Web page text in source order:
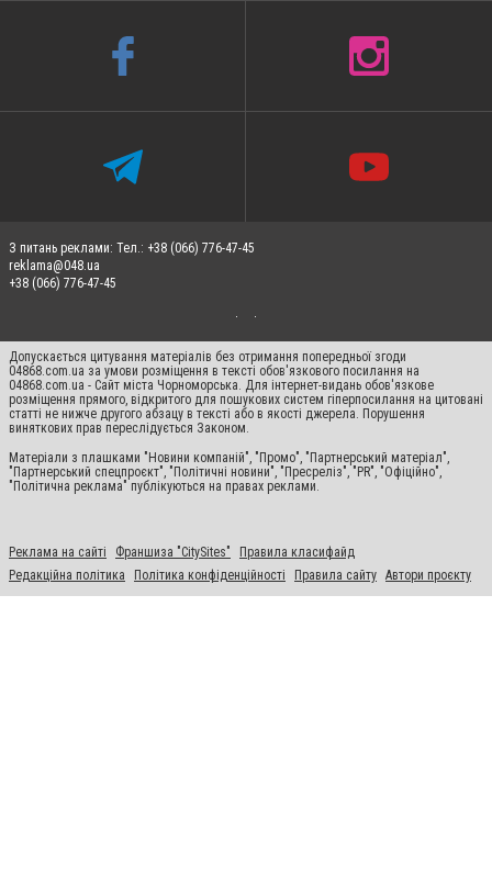
З питань реклами: Тел.: +38 (066) 776-47-45
reklama@048.ua
+38 (066) 776-47-45
Допускається цитування матеріалів без отримання попередньої згоди
04868.com.ua за умови розміщення в тексті обов'язкового посилання на
04868.com.ua - Сайт міста Чорноморська. Для інтернет-видань обов'язкове
розміщення прямого, відкритого для пошукових систем гіперпосилання на цитовані
статті не нижче другого абзацу в тексті або в якості джерела. Порушення
виняткових прав переслідується Законом.
Матеріали з плашками "Новини компаній", "Промо", "Партнерський матеріал",
"Партнерський спецпроєкт", "Політичні новини", "Пресреліз", "PR", "Офіційно",
"Політична реклама" публікуються на правах реклами.
Реклама на сайті Франшиза "CitySites"
Правила класифайд
Редакційна політика
Політика конфіденційності Правила сайту Автори проєкту